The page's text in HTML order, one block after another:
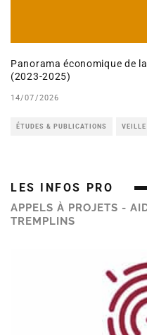
Panorama économique de
(2023-2025)
14/07/2026
ÉTUDES & PUBLICATIONS VEILLE
LES INFOS PRO
APPELS À PROJETS -
TREMPLINS